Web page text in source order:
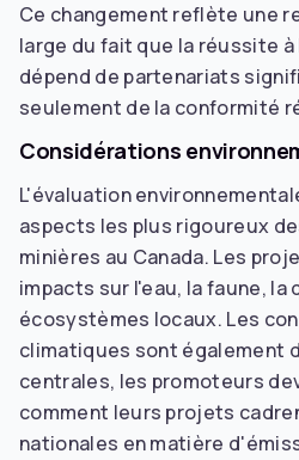
Ce changement reflète une
large du fait que la réussite
dépend de partenariats
seulement de la conformité
Considérations
L'évaluation
aspects les plus rigoureux
minières au Canada. Les
impacts sur l'eau, la faune, la
écosystèmes locaux. Les
climatiques sont également
centrales, les promoteurs
comment leurs projets
nationales en matière